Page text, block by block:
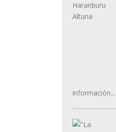
información...